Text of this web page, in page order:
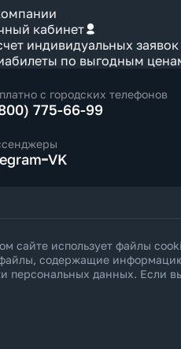
кабинет
индивидуальных заявок
по выгодным
с городских телефонов
775-66-99
VK
использует файлы
содержащие
персональных данных. Если